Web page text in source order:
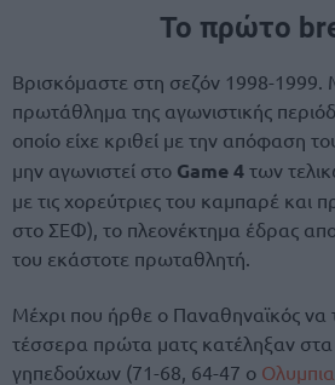
Το πρώτο
Βρισκόμαστε στη σεζόν 1998-1999.
πρωτάθλημα της αγωνιστικής
οποίο είχε κριθεί με την απόφαση
μην αγωνιστεί στο Game 4 των
με τις χορεύτριες του καμπαρέ και
στο ΣΕΦ), το πλεονέκτημα έδρας
του εκάστοτε πρωταθλητή.
Μέχρι που ήρθε ο Παναθηναϊκός να
τέσσερα πρώτα ματς κατέληξαν
γηπεδούχων (71-68, 64-47 ο